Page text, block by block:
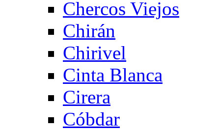
Chercos Viejos
Chirán
Chirivel
Cinta Blanca
Cirera
Cóbdar